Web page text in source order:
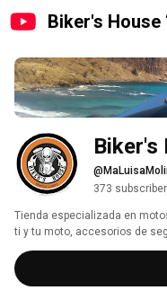
Biker's House
Biker's
373
Tienda especializada en
ti y tu moto, accesorios de
homologaciones, compra-
ocasión...